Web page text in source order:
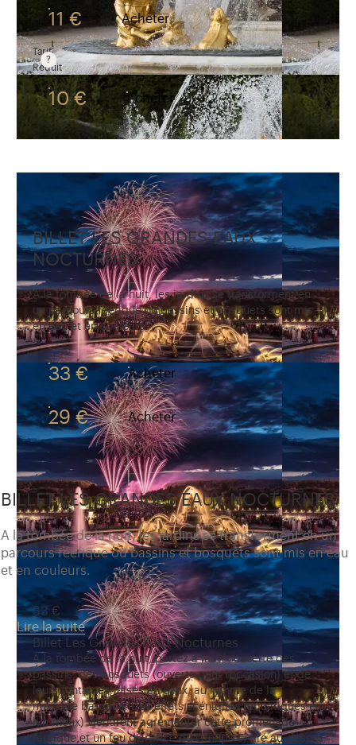
11 € Acheter
Tarif
Réduit
Les visiteurs âgés de 6 à 17 ans, étudiants,
10 € Acheter
BILLET LES GRANDES EAUX
NOCTURNES
A la tombée de la nuit, les jardins se transforment en
un parcours féérique où bassins et bosquets sont mis
en eau et en couleurs.
33 € Acheter
29 € Acheter
BILLET LES GRANDES EAUX NOCTURNES
A la tombée de la nuit, les jardins se transforment en un
parcours féérique où bassins et bosquets sont mis en eau
et en couleurs.
33 €
Lire la suite
Billet Les Grandes Eaux Nocturnes
À la tombée de la nuit, partez à la découverte des
bassins, des bosquets (ouverts pour l’occasion) et de
leurs fontaines mises en eaux, au rythme de la
musique baroque. Des effets scéniques (aquatiques et
lumineux) viendront agrémenter cette promenade
féerique et un feu d’artifice du Groupe F, tiré au-dessus